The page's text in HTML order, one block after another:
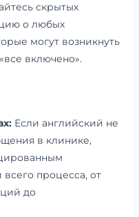
скрытых
о любых
могут возникнуть
включено».
Если английский не
в клинике,
процесса, от
до